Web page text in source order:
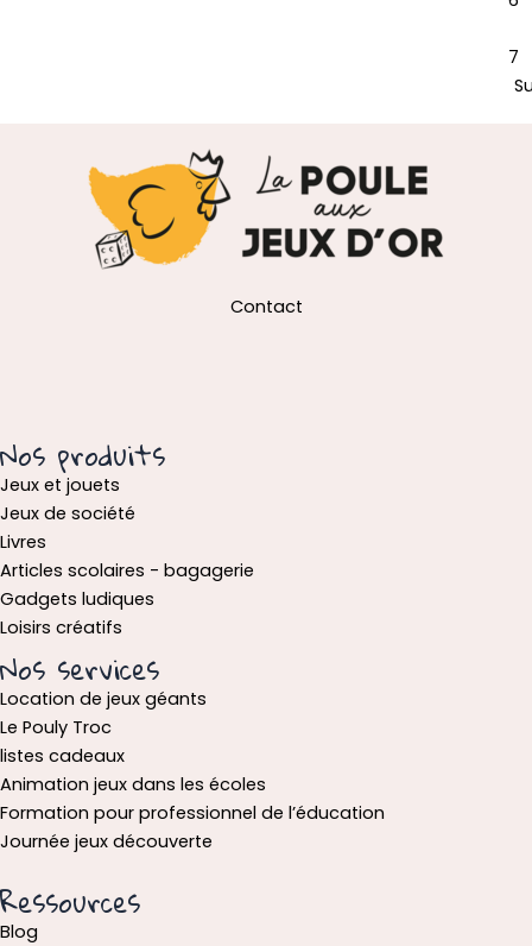
7
Contact
Nos produits
Jeux et jouets
Jeux de société
Livres
Articles scolaires - bagagerie
Gadgets ludiques
Loisirs créatifs
Nos services
Location de jeux géants
Le Pouly Troc
listes cadeaux
Animation jeux dans les écoles
Formation pour professionnel de l’éducation
Journée jeux découverte
Ressources
Blog